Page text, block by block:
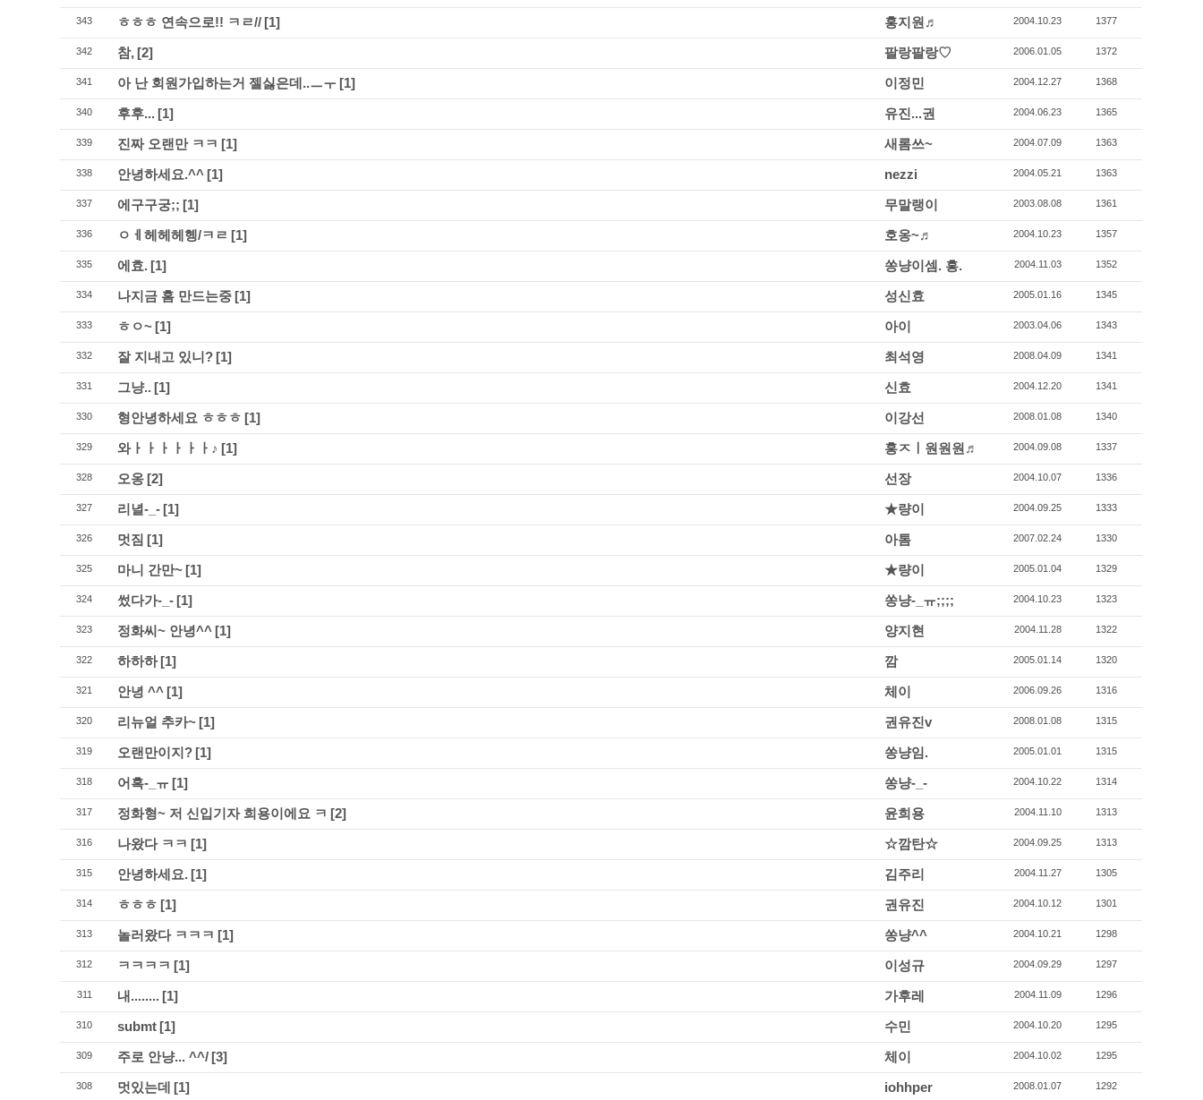
343 ㅎㅎㅎ 연속으로!! ㅋㄹ//[1] 홍지원♬ 2004.10.23 1377
342 참,[2] 팔랑팔랑♡ 2006.01.05 1372
341 아 난 회원가입하는거 젤싫은데..ㅡㅜ [1] 이정민 2004.12.27 1368
340 후후...[1] 유진...권 2004.06.23 1365
339 진짜 오랜만 ㅋㅋ [1] 새롬쓰~ 2004.07.09 1363
338 안녕하세요.^^[1] nezzi 2004.05.21 1363
337 에구구궁;; [1] 무말랭이 2003.08.08 1361
336 ㅇㅔ헤헤헤헹/ㅋㄹ [1] 호옹~♬ 2004.10.23 1357
335 에효.[1] 쏭냥이셈. 흥. 2004.11.03 1352
334 나지금 홈 만드는중[1] 성신효 2005.01.16 1345
333 ㅎㅇ~[1] 아이 2003.04.06 1343
332 잘 지내고 있니?[1] 최석영 2008.04.09 1341
331 그냥..[1] 신효 2004.12.20 1341
330 형안녕하세요 ㅎㅎㅎ [1] 이강선 2008.01.08 1340
329 와ㅏㅏㅏㅏㅏㅏ♪ [1] 홍ㅈㅣ원원원♬ 2004.09.08 1337
328 오옹[2] 선장 2004.10.07 1336
327 리녈-_-[1] ★량이 2004.09.25 1333
326 멋짐 [1] 아톰 2007.02.24 1330
325 마니 간만~[1] ★량이 2005.01.04 1329
324 썼다가-_-[1] 쏭냥-_ㅠ;;;; 2004.10.23 1323
323 정화씨~ 안녕^^[1] 양지현 2004.11.28 1322
322 하하하[1] 깜 2005.01.14 1320
321 안녕 ^^[1] 체이 2006.09.26 1316
320 리뉴얼 추카~[1] 권유진v 2008.01.08 1315
319 오랜만이지?[1] 쏭냥임. 2005.01.01 1315
318 어흑-_ㅠ [1] 쏭냥-_- 2004.10.22 1314
317 정화형~ 저 신입기자 희용이에요 ㅋ [2] 윤희용 2004.11.10 1313
316 나왔다 ㅋㅋ [1] ☆깜탄☆ 2004.09.25 1313
315 안녕하세요.[1] 김주리 2004.11.27 1305
314 ㅎㅎㅎ [1] 권유진 2004.10.12 1301
313 놀러왔다 ㅋㅋㅋ [1] 쏭냥^^ 2004.10.21 1298
312 ㅋㅋㅋㅋ [1] 이성규 2004.09.29 1297
311 내........[1] 가후레 2004.11.09 1296
310 submt[1] 수민 2004.10.20 1295
309 주로 안냥... ^^/[3] 체이 2004.10.02 1295
308 멋있는데 [1] iohhper 2008.01.07 1292